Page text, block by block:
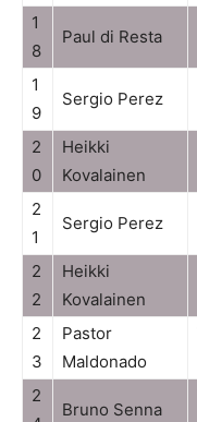
1
8
Paul di Resta
1
9
Sergio Perez
2
0
Heikki
Kovalainen
2
1
Sergio Perez
2
2
Heikki
Kovalainen
2
3
Pastor
Maldonado
2
Bruno Senna